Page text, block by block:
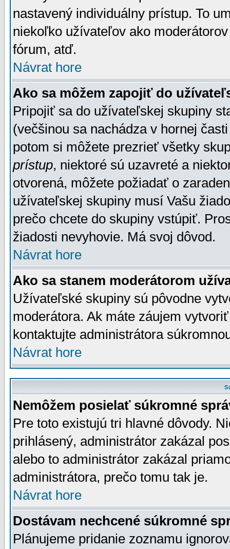
nastavený individuálny prístup. To
niekoľko užívateľov ako
fórum, atď.
Návrat hore
Ako sa môžem zapojiť do
Pripojiť sa do užívateľskej skupiny
(večšinou sa nachádza v hornej
potom si môžete prezrieť všetky
prístup, niektoré sú uzavreté a
otvorená, môžete požiadať o
užívateľskej skupiny musí Vašu
prečo chcete do skupiny vstúpiť.
žiadosti nevyhovie. Má svoj dôvod.
Návrat hore
Ako sa stanem moderátorom
Užívateľské skupiny sú pôvodne
moderátora. Ak máte záujem
kontaktujte administrátora
Návrat hore
Nemôžem posielať súkromné
Pre toto existujú tri hlavné dôvody.
prihlásený, administrátor zakázal
alebo to administrátor zakázal
administrátora, prečo tomu tak je.
Návrat hore
Dostávam nechcené súkromné
Plánujeme pridanie zoznamu